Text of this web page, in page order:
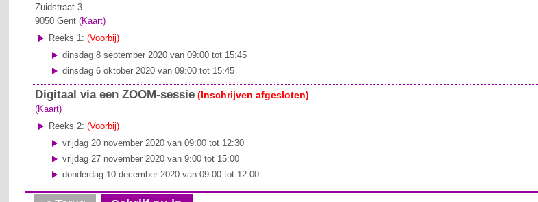
Zuidstraat 3
9050 Gent (Kaart)
Reeks 1:(Voorbij)
dinsdag 8 september 2020 van 09:00 tot 15:45
dinsdag 6 oktober 2020 van 09:00 tot 15:45
Digitaal via een ZOOM-sessie (Inschrijven afgesloten)
(Kaart)
Reeks 2:(Voorbij)
vrijdag 20 november 2020 van 09:00 tot 12:30
vrijdag 27 november 2020 van 9:00 tot 15:00
donderdag 10 december 2020 van 09:00 tot 12:00